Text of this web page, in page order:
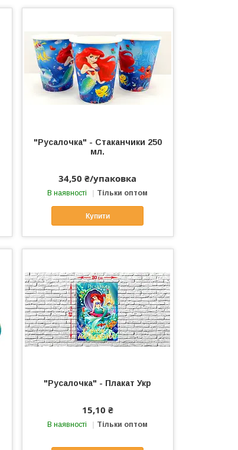
"Русалочка" - Стаканчики 250
мл.
34,50 ₴/упаковка
В наявності Тільки оптом
Купити
"Русалочка" - Плакат Укр
15,10 ₴
В наявності Тільки оптом